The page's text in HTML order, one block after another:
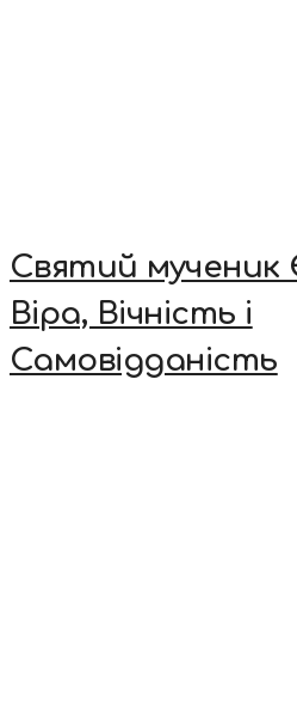
Святий мученик
Віра, Вічність і
Самовідданість